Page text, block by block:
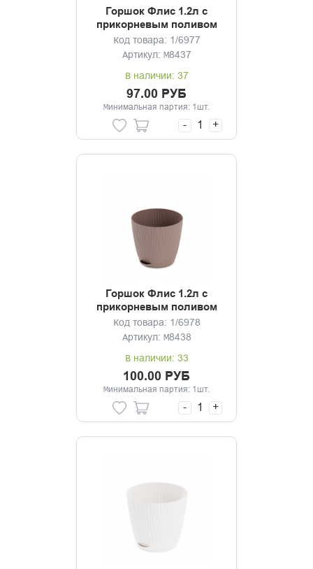
Горшок Флис 1.2л с
прикорневым поливом
белый
Код товара: 1/6977
Артикул: М8437
В наличии: 37
97.00 РУБ
Минимальная партия: 1шт.
- +
Горшок Флис 1.2л с
прикорневым поливом
какао
Код товара: 1/6978
Артикул: М8438
В наличии: 33
100.00 РУБ
Минимальная партия: 1шт.
- +